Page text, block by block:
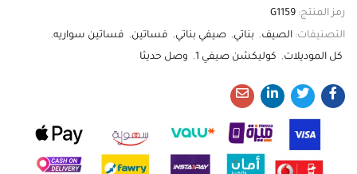
رمز المنتج: G1159
التصنيفات: الصيف, بناتي, صيفي بناتي, فساتين, فساتين سواريه,
كل الموديلات, كوليكشن صيفي 1 , وصل حديثا